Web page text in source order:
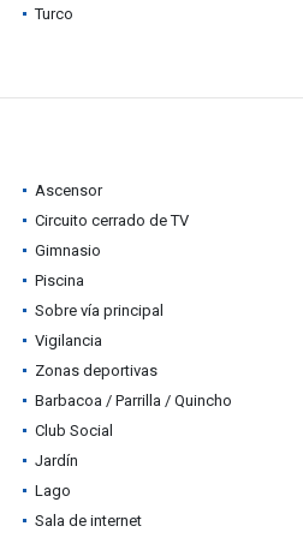
Turco
Ascensor
Circuito cerrado de TV
Gimnasio
Piscina
Sobre vía principal
Vigilancia
Zonas deportivas
Barbacoa / Parrilla / Quincho
Club Social
Jardín
Lago
Sala de internet